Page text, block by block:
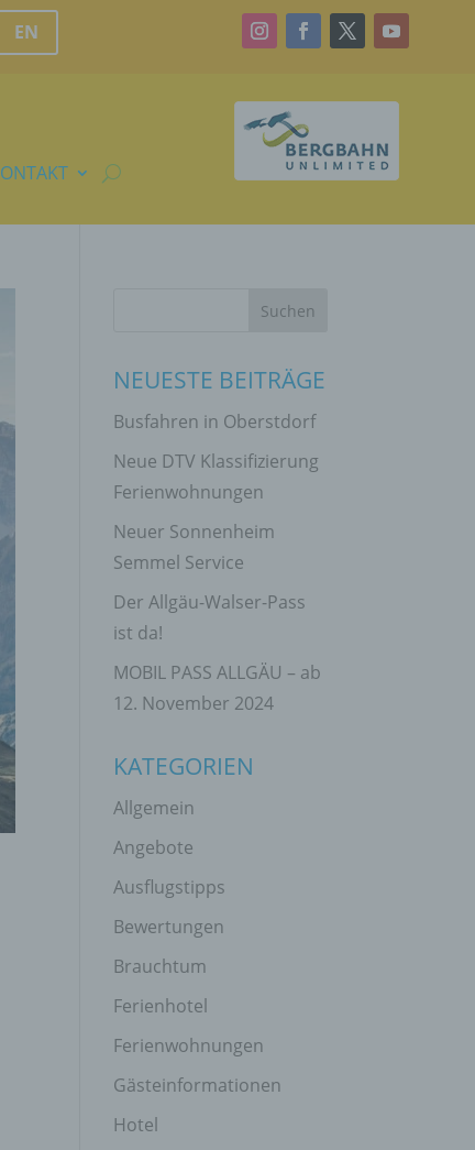
EN
NEUESTE BEITRÄGE
Busfahren in Oberstdorf
Neue DTV Klassifizierung
Ferienwohnungen
Neuer Sonnenheim
Semmel Service
Der Allgäu-Walser-Pass
ist da!
MOBIL PASS ALLGÄU – ab
12. November 2024
KATEGORIEN
Allgemein
Angebote
Ausflugstipps
Bewertungen
Brauchtum
Ferienhotel
Ferienwohnungen
Gästeinformationen
Hotel